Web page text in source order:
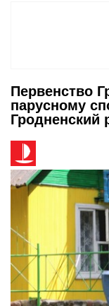
Первенство
парусному
Гродненский